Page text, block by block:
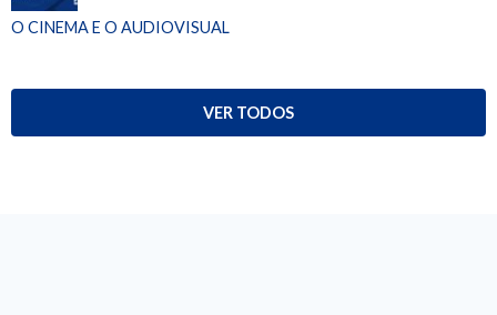
O CINEMA E O AUDIOVISUAL
VER TODOS